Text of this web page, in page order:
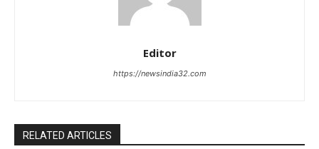
Editor
https://newsindia32.com
RELATED ARTICLES